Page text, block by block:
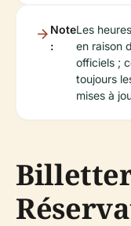
Note
:
Les
en raison
officiels ;
toujours
mises à